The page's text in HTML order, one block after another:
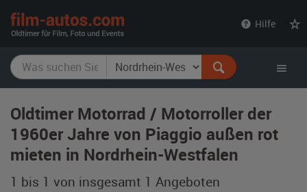
Hilfe
Oldtimer Motorrad / Motorroller der
1960er Jahre von Piaggio außen rot
mieten in Nordrhein-Westfalen
1 bis 1 von insgesamt 1 Angeboten